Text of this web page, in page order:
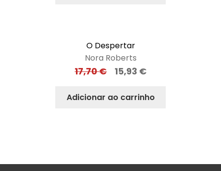
O Despertar
Nora Roberts
17,70€ 15,93 €
Adicionar ao carrinho